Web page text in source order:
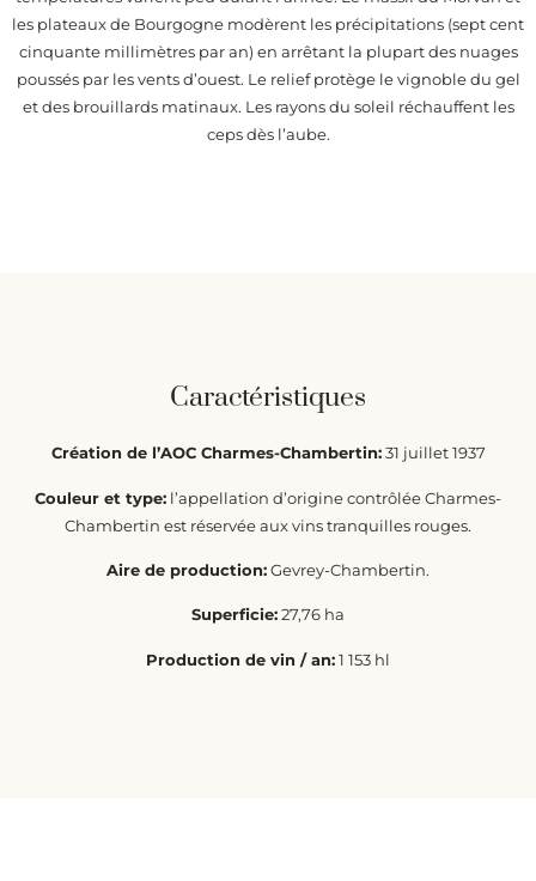
les plateaux de Bourgogne modèrent les précipitations (sept cent
cinquante millimètres par an) en arrêtant la plupart des nuages
poussés par les vents d’ouest. Le relief protège le vignoble du gel
et des brouillards matinaux. Les rayons du soleil réchauffent les
ceps dès l’aube.
Caractéristiques
Création de l’AOC Charmes-Chambertin:31 juillet 1937
Couleur et type: l’appellation d’origine contrôlée Charmes-
Chambertin est réservée aux vins tranquilles rouges.
Aire de production:Gevrey-Chambertin.
Superficie:27,76 ha
Production de vin / an:1 153 hl